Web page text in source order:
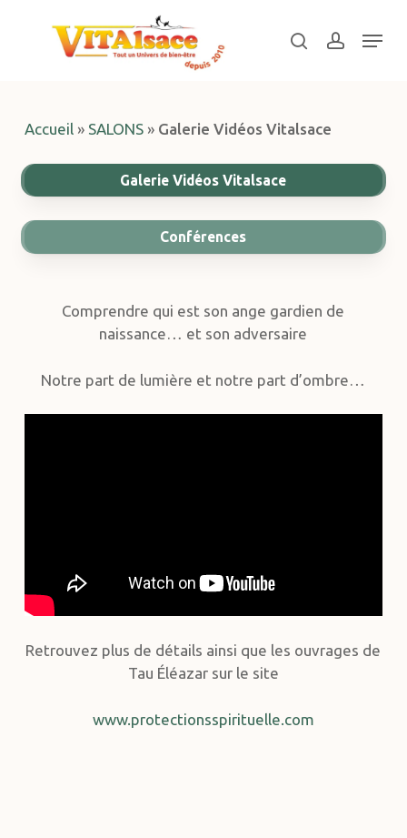
searchaccount
Menu
Accueil» SALONS» Galerie Vidéos Vitalsace
Galerie Vidéos Vitalsace
Conférences
Comprendre qui est son ange gardien de
naissance… et son adversaire
Notre part de lumière et notre part d’ombre…
Retrouvez plus de détails ainsi que les ouvrages de
Tau Éléazar sur le site
www.protectionsspirituelle.com